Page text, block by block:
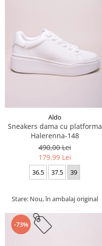
Aldo
Sneakers dama cu platforma
Halerenna-148
490,00 Lei
179,99 Lei
36.5 37.5 39
Stare: Nou, în ambalaj original
-73%